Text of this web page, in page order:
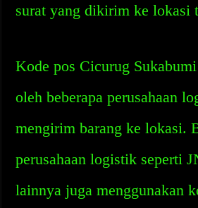
surat yang dikirim ke lokasi
Kode pos Cicurug
oleh beberapa perusahaan
mengirim barang ke lokasi.
perusahaan logistik seperti
lainnya juga menggunakan